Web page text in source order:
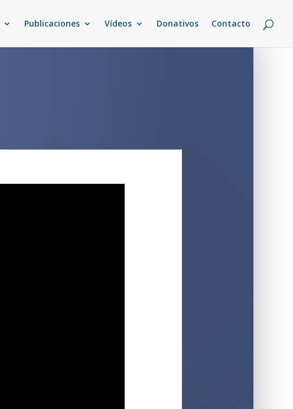
Publicaciones Vídeos Donativos Contacto